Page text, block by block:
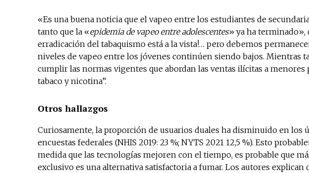
«Es una buena noticia que el vapeo entre los estudiantes de
tanto que la «epidemia de vapeo entre adolescentes» ya ha terminado»,
erradicación del tabaquismo está a la vista!… pero debemos
niveles de vapeo entre los jóvenes continúen siendo bajos. Mientras
cumplir las normas vigentes que abordan las ventas ilícitas a menores
tabaco y nicotina”.
Otros hallazgos
Curiosamente, la proporción de usuarios duales ha disminuido en los
encuestas federales (NHIS 2019: 23 %; NYTS 2021 12,5 %). Esto
medida que las tecnologías mejoren con el tiempo, es probable que
exclusivo es una alternativa satisfactoria a fumar. Los autores explican